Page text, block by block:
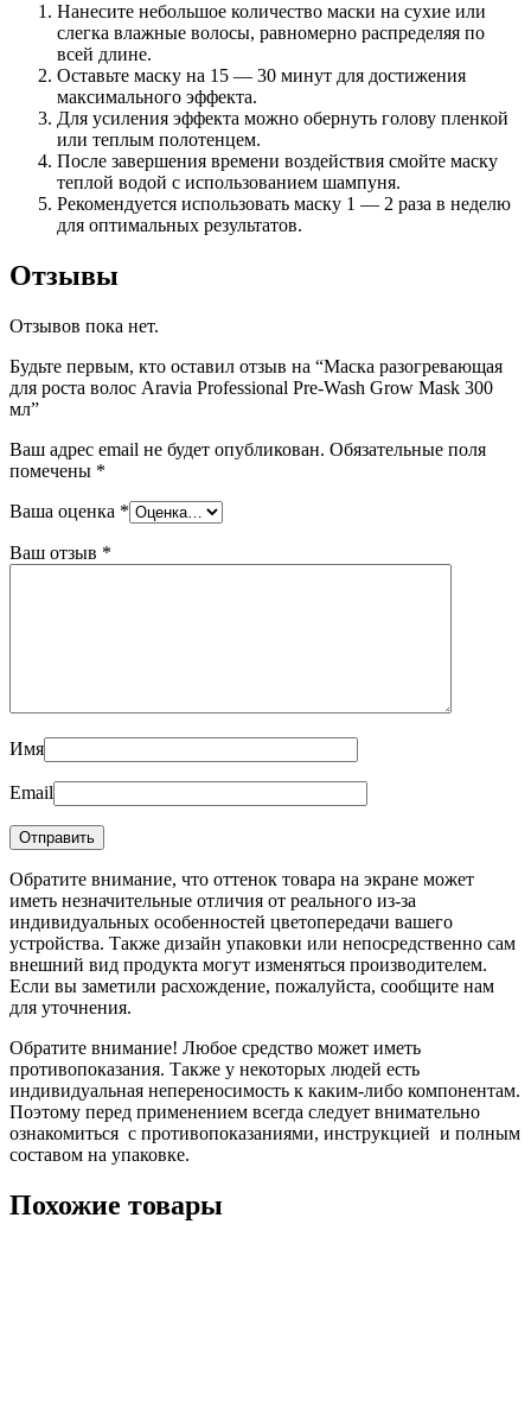
Нанесите небольшое количество маски на сухие или
слегка влажные волосы, равномерно распределяя по
всей длине.
Оставьте маску на 15 — 30 минут для достижения
максимального эффекта.
Для усиления эффекта можно обернуть голову пленкой
или теплым полотенцем.
После завершения времени воздействия смойте маску
теплой водой с использованием шампуня.
Рекомендуется использовать маску 1 — 2 раза в неделю
для оптимальных результатов.
Отзывы
Отзывов пока нет.
Будьте первым, кто оставил отзыв на “Маска разогревающая
для роста волос Aravia Professional Pre-Wash Grow Mask 300
мл”
Ваш адрес email не будет опубликован. Обязательные поля
помечены *
Ваша оценка *
Ваш отзыв *
Имя
Email
Обратите внимание, что оттенок товара на экране может
иметь незначительные отличия от реального из-за
индивидуальных особенностей цветопередачи вашего
устройства. Также дизайн упаковки или непосредственно сам
внешний вид продукта могут изменяться производителем.
Если вы заметили расхождение, пожалуйста, сообщите нам
для уточнения.
Обратите внимание! Любое средство может иметь
противопоказания. Также у некоторых людей есть
индивидуальная непереносимость к каким-либо компонентам.
Поэтому перед применением всегда следует внимательно
ознакомиться с противопоказаниями, инструкцией и полным
составом на упаковке.
Похожие товары